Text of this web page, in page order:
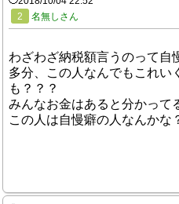
2
名無しさん
わざわざ納税額言うのって自
多分、この人なんでもこれい
も？？？
みんなお金はあると分かって
この人は自慢癖の人なんかな